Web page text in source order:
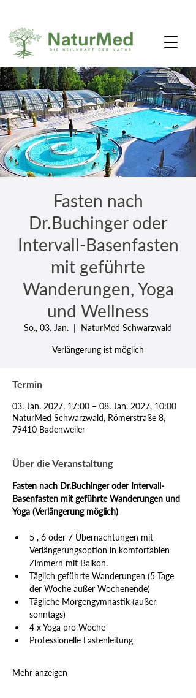
Fasten nach
Dr.Buchinger oder
Intervall-Basenfasten
mit geführte
Wanderungen, Yoga
und Wellness
So., 03. Jan.
  |
NaturMed Schwarzwald
Verlängerung ist möglich
Termin
03. Jan. 2027, 17:00 – 08. Jan. 2027, 10:00
NaturMed Schwarzwald, Römerstraße 8,
79410 Badenweiler
Über die Veranstaltung
Fasten nach Dr.Buchinger oder Intervall-
Basenfasten mit geführte Wanderungen und
Yoga (Verlängerung möglich)
5 , 6 oder 7 Übernachtungen mit
Verlängerungsoption in komfortablen
Zimmern mit Balkon.
Täglich geführte Wanderungen (5 Tage
der Woche außer Wochenende)
Tägliche Morgengymnastik (außer
sonntags)
4 x Yoga pro Woche
Professionelle Fastenleitung
Mehr anzeigen